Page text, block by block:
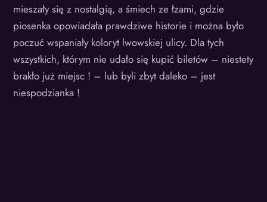
mieszały się z nostalgią, a śmiech ze łzami, gdzie
piosenka opowiadała prawdziwe historie i można było
poczuć wspaniały koloryt lwowskiej ulicy. Dla tych
wszystkich, którym nie udało się kupić biletów – niestety
brakło już miejsc ! – lub byli zbyt daleko – jest
niespodzianka !